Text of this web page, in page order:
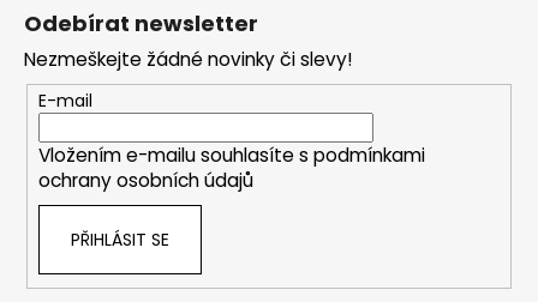
Odebírat newsletter
Nezmeškejte žádné novinky či slevy!
E-mail
Vložením e-mailu souhlasíte s podmínkami
ochrany osobních údajů
PŘIHLÁSIT SE